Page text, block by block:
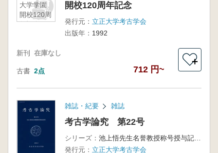
大学学園
開校120周
年記念
開校120周年記念
発行元： 立正大学考古学会
出版年： 1992
新刊 在庫なし
古書 2点 712 円~
＋
雑誌・紀要 雑誌
考古学論究 第22号
シリーズ：
池上悟先生名誉教授称号授与記念号
発行元： 立正大学考古学会